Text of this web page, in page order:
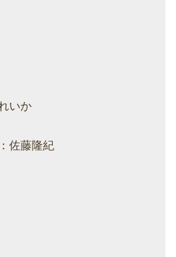
いか
佐藤隆紀